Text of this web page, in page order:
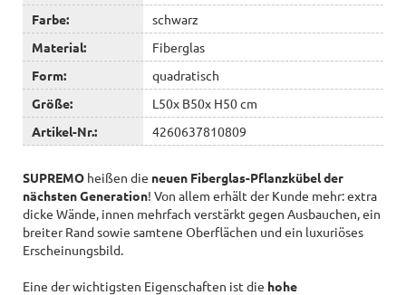
Farbe:
schwarz
Material:
Fiberglas
Form:
quadratisch
Größe:
L50x B50x H50 cm
Artikel-Nr.:
4260637810809
SUPREMO heißen die neuen Fiberglas-Pflanzkübel der
nächsten Generation! Von allem erhält der Kunde mehr: extra
dicke Wände, innen mehrfach verstärkt gegen Ausbauchen, ein
breiter Rand sowie samtene Oberflächen und ein luxuriöses
Erscheinungsbild.
Eine der wichtigsten Eigenschaften ist die hohe